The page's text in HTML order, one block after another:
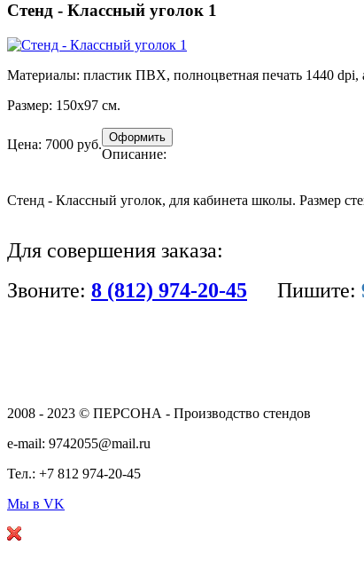
Стенд - Классный уголок 1
Материалы: пластик ПВХ, полноцветная печать 1440
Размер: 150х97 см.
Цена: 7000 руб.
Описание:
Стенд - Классный уголок, для кабинета школы. Размер
Для совершения заказа:
Звоните: 8 (812) 974-20-45 Пишите:
2008 - 2023 © ПЕРСОНА - Производство стендов
e-mail: 9742055@mail.ru
Тел.: +7 812 974-20-45
Мы в VK